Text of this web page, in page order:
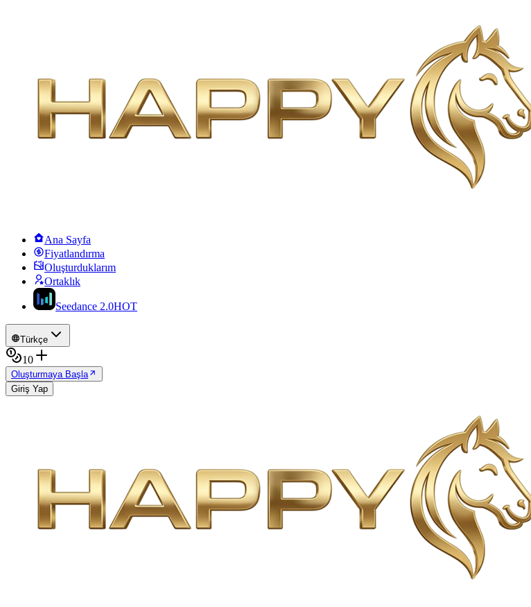
Ana Sayfa
Fiyatlandırma
Oluşturduklarım
Ortaklık
Seedance 2.0HOT
Türkçe
10
Oluşturmaya Başla
Giriş Yap